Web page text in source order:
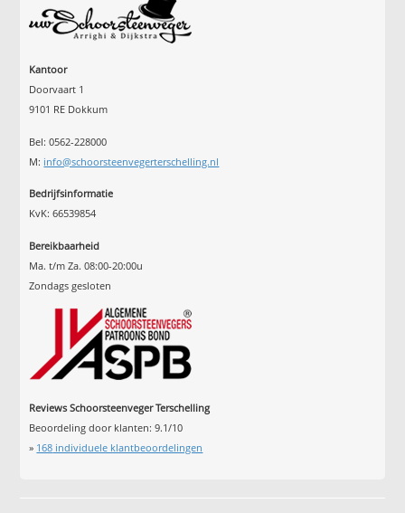
Kantoor
Doorvaart 1
9101 RE Dokkum
Bel: 0562-228000
M: info@schoorsteenvegerterschelling.nl
Bedrijfsinformatie
KvK: 66539854
Bereikbaarheid
Ma. t/m Za. 08:00-20:00u
Zondags gesloten
Reviews Schoorsteenveger Terschelling
Beoordeling door klanten:9.1/10
» 168 individuele klantbeoordelingen